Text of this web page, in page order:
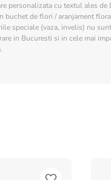
personalizata cu textul ales de
buchet de flori / aranjament
speciale (vaza, invelis) nu
in Bucuresti si in cele mai